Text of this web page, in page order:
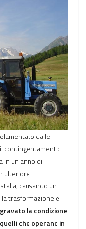
dalle
contingentamento
in un anno di
ulteriore
causando un
trasformazione e
la condizione
che operano in